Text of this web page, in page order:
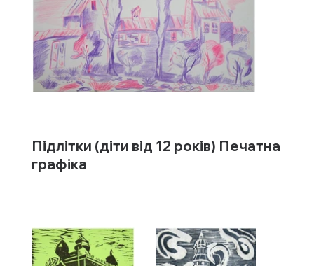
Підлітки (діти від 12 років) Печатна
графіка